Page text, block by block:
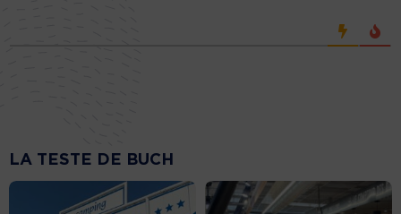
LA TESTE DE BUCH